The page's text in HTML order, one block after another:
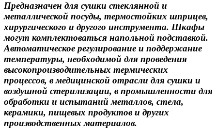
Предназначен для сушки стеклянной и
металлической посуды, термостойких шприцев,
хирургического и другого инструмента. Шкафы
могут комплектоваться напольной подставкой.
Автоматическое регулирование и поддержание
температуры, необходимой для проведения
высокопроизводительных термических
процессов, в медицинской отрасли для сушки и
воздушной стерилизации, в промышленности для
обработки и испытаний металлов, стела,
керамики, пищевых продуктов и других
производственных материалов.